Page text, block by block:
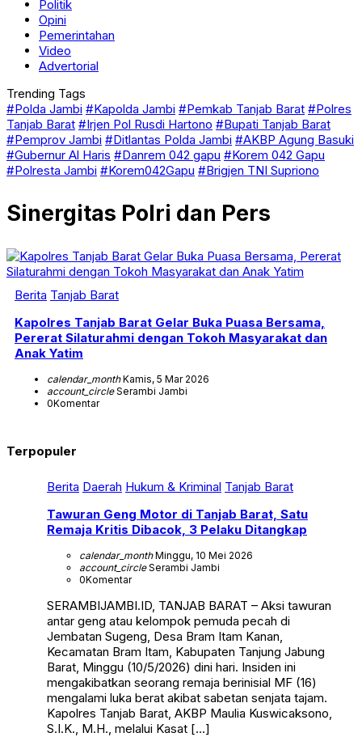
Politik
Opini
Pemerintahan
Video
Advertorial
Trending Tags
#Polda Jambi #Kapolda Jambi #Pemkab Tanjab Barat #Polres
Tanjab Barat #Irjen Pol Rusdi Hartono #Bupati Tanjab Barat
#Pemprov Jambi #Ditlantas Polda Jambi #AKBP Agung Basuki
#Gubernur Al Haris #Danrem 042 gapu #Korem 042 Gapu
#Polresta Jambi #Korem042Gapu #Brigjen TNI Supriono
Sinergitas Polri dan Pers
Berita Tanjab Barat
Kapolres Tanjab Barat Gelar Buka Puasa Bersama,
Pererat Silaturahmi dengan Tokoh Masyarakat dan
Anak Yatim
calendar_monthKamis, 5 Mar 2026
account_circleSerambi Jambi
0Komentar
Terpopuler
Berita Daerah Hukum & Kriminal Tanjab Barat
Tawuran Geng Motor di Tanjab Barat, Satu
Remaja Kritis Dibacok, 3 Pelaku Ditangkap
calendar_monthMinggu, 10 Mei 2026
account_circleSerambi Jambi
0Komentar
SERAMBIJAMBI.ID, TANJAB BARAT – Aksi tawuran
antar geng atau kelompok pemuda pecah di
Jembatan Sugeng, Desa Bram Itam Kanan,
Kecamatan Bram Itam, Kabupaten Tanjung Jabung
Barat, Minggu (10/5/2026) dini hari. Insiden ini
mengakibatkan seorang remaja berinisial MF (16)
mengalami luka berat akibat sabetan senjata tajam.
Kapolres Tanjab Barat, AKBP Maulia Kuswicaksono,
S.I.K., M.H., melalui Kasat […]